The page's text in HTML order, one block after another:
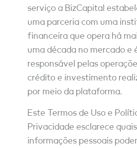
serviço a BizCapital
uma parceria com uma
financeira que opera há
uma década no mercado e
responsável pelas
crédito e investimento
por meio da plataforma.
Este Termos de Uso e
Privacidade esclarece quais
informações pessoais